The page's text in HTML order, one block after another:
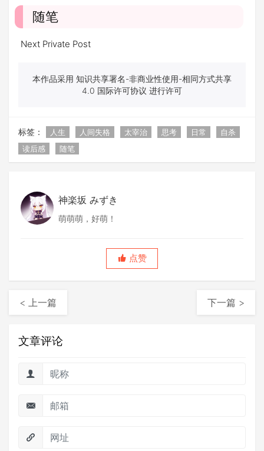
随笔
Next Private Post
本作品采用 知识共享署名-非商业性使用-相同方式共享
4.0 国际许可协议 进行许可
标签： 人生 人间失格 太宰治 思考 日常
自杀
读后感
随笔
神楽坂 みずき
萌萌萌，好萌！
点赞
< 上一篇 下一篇 >
文章评论